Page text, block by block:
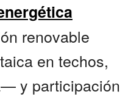
renovable
en techos,
y participación